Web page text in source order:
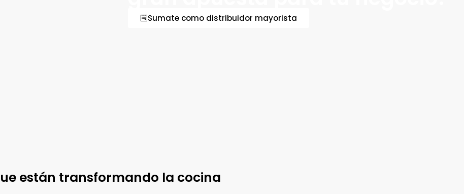
Sumate como distribuidor mayorista
están transformando la cocina